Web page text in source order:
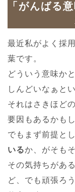
「がんばる
最近私がよく採
葉です。
どういう意味か
しんどいなぁと
それはさきほど
要因もあるかも
でもまず前提と
いるか、がそも
その気持ちがあ
ど、でも頑張ろ